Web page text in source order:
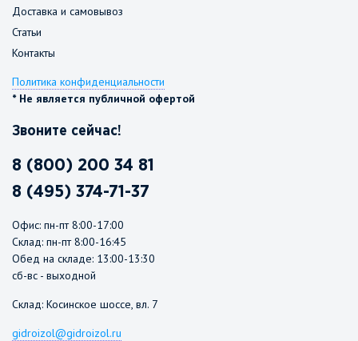
Доставка и самовывоз
Статьи
Контакты
Политика конфиденциальности
* Не является публичной офертой
Звоните сейчас!
8 (800) 200 34 81
8 (495) 374-71-37
Офис: пн-пт 8:00-17:00
Склад: пн-пт 8:00-16:45
Обед на складе: 13:00-13:30
сб-вс - выходной
Склад: Косинское шоссе, вл. 7
gidroizol@gidroizol.ru